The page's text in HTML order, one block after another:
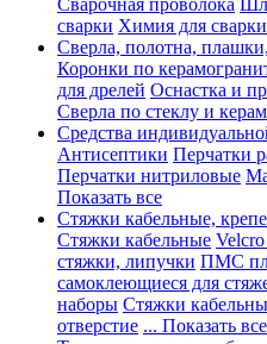
Сварочная проволока
сварки Химия для сварки
Сверла, полотна,
Коронки по
для дрелей Оснастка и
Сверла по стеклу и
Средства
Антисептики Перчатки
Перчатки нитриловые
Показать все
Стяжки кабельные,
Стяжки кабельные
стяжки, липучки ПМС
самоклеющиеся для
наборы Стяжки
отверстие ... Показать все